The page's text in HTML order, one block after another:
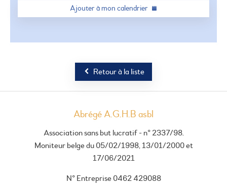
Ajouter à mon calendrier
Retour à la liste
Abrégé A.G.H.B asbl
Association sans but lucratif - n° 2337/98.
Moniteur belge du 05/02/1998, 13/01/2000 et
17/06/2021
N° Entreprise 0462 429088